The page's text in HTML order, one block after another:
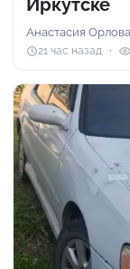
Иркутске
Анастасия Орлова
21 час назад